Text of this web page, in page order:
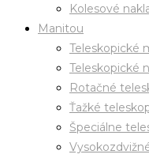
Kolesové
Manitou
Teleskopické
Teleskopické
Rotačné
Ťažké
Špeciálne